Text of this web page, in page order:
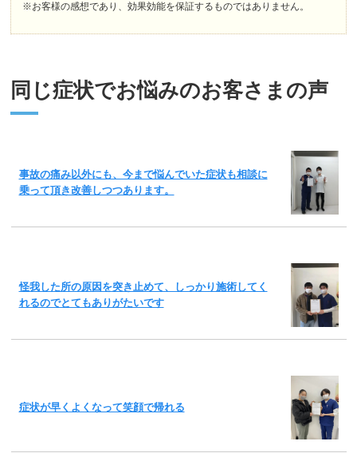
※お客様の感想であり、効果効能を保証するものではありません。
同じ症状でお悩みのお客さまの声
事故の痛み以外にも、今まで悩んでいた症状も相談に
乗って頂き改善しつつあります。
怪我した所の原因を突き止めて、しっかり施術してく
れるのでとてもありがたいです
症状が早くよくなって笑顔で帰れる